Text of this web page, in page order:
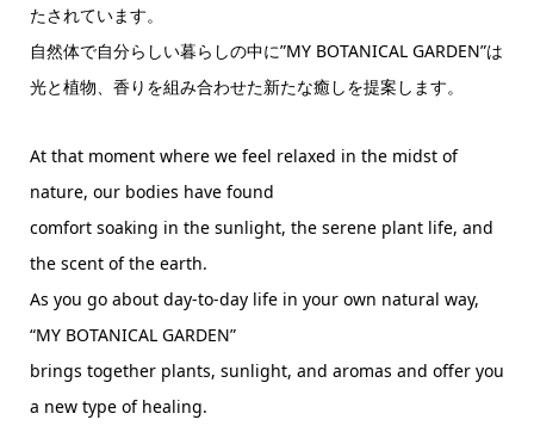
たされています。
自然体で自分らしい暮らしの中に”MY BOTANICAL GARDEN”は
光と植物、香りを組み合わせた新たな癒しを提案します。
At that moment where we feel relaxed in the midst of
nature, our bodies have found
comfort soaking in the sunlight, the serene plant life, and
the scent of the earth.
As you go about day-to-day life in your own natural way,
“MY BOTANICAL GARDEN”
brings together plants, sunlight, and aromas and offer you
a new type of healing.